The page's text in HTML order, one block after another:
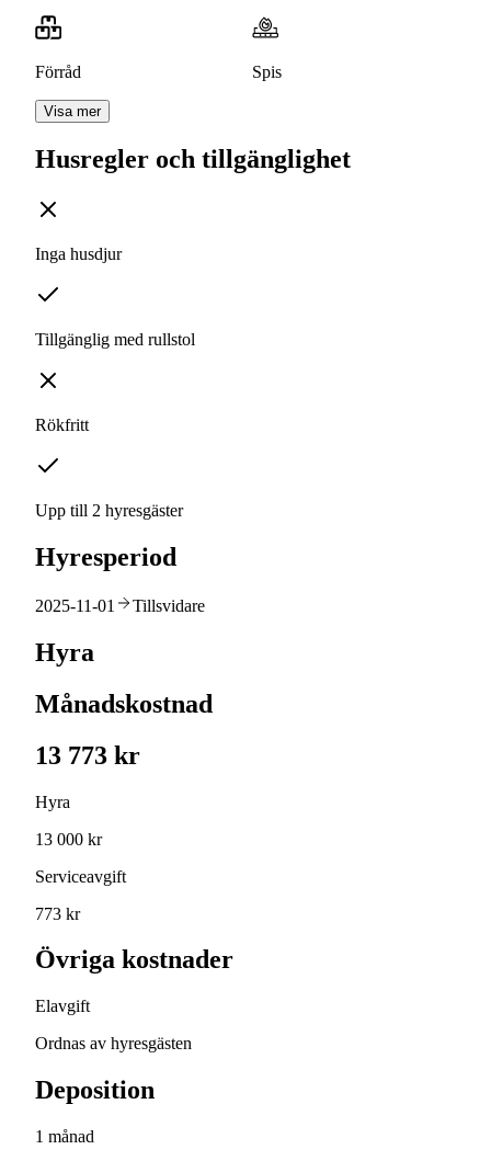
Förråd Spis
Visa mer
Husregler och tillgänglighet
Inga husdjur
Tillgänglig med rullstol
Rökfritt
Upp till 2 hyresgäster
Hyresperiod
2025-11-01 Tillsvidare
Hyra
Månadskostnad
13 773 kr
Hyra
13 000 kr
Serviceavgift
773 kr
Övriga kostnader
Elavgift
Ordnas av hyresgästen
Deposition
1 månad